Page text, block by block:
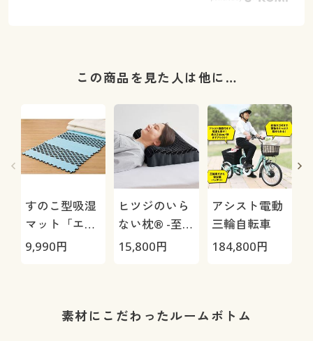
この商品を見た人は他に…
すのこ型吸湿
マット「エア
ージョブ®」
9,990円
ヒツジのいら
ない枕® -至
極-
15,800円
アシスト電動
三輪自転車
184,800円
素材にこだわったルームボトム